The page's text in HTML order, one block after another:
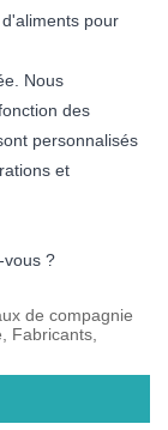
pour
Nous
des
personnalisés
et
vous ?
de compagnie
Fabricants,